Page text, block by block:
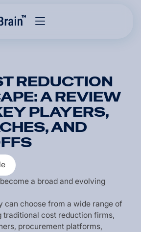
REDUCTION
A REVIEW
PLAYERS,
AND
le
become a broad and evolving
can choose from a wide range of
traditional cost reduction firms,
ers, procurement platforms,